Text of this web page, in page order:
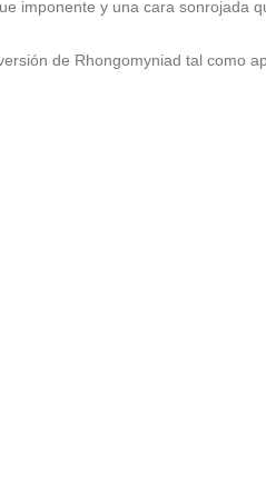
imponente y una cara sonrojada
de Rhongomyniad tal